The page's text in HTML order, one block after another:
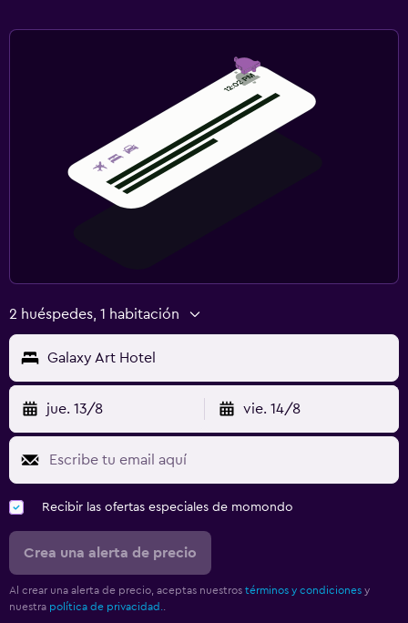
2 huéspedes, 1 habitación
Galaxy Art Hotel
jue. 13/8 vie. 14/8
Recibir las ofertas especiales de momondo
Crea una alerta de precio
Al crear una alerta de precio, aceptas nuestros términos y condiciones y
nuestra política de privacidad.